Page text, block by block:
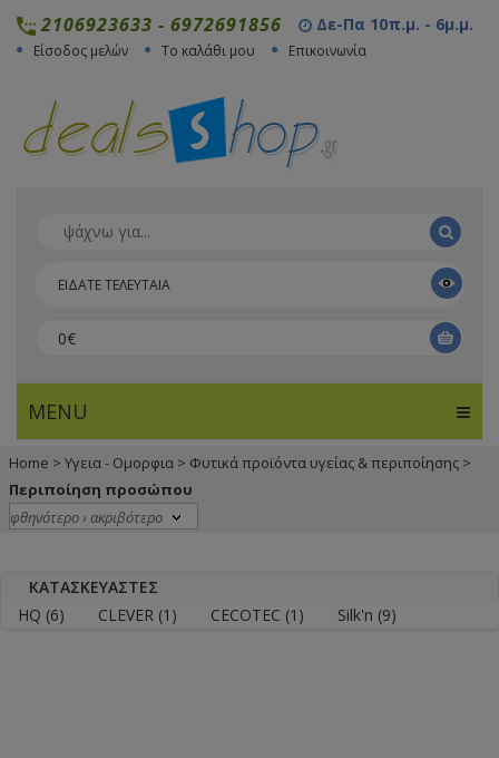
2106923633 - 6972691856 Δε-Πα 10π.μ. - 6μ.μ.
Είσοδος μελών Το καλάθι μου Επικοινωνία
ΕΙΔΑΤΕ ΤΕΛΕΥΤΑΙΑ
0€
MENU
Home > Υγεια - Ομορφια > Φυτικά προϊόντα υγείας & περιποίησης >
Περιποίηση προσώπου
ΚΑΤΑΣΚΕΥΑΣΤΈΣ
HQ (6) CLEVER (1) CECOTEC (1) Silk'n (9)